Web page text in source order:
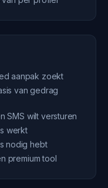
aanpak zoekt
van gedrag
SMS wilt versturen
werkt
nodig hebt
premium tool